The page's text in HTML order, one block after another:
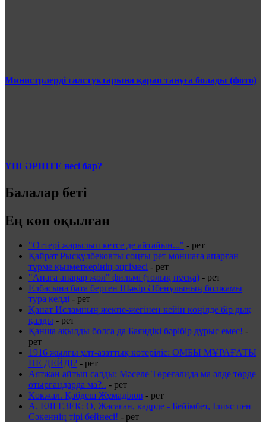
Министрлерді галстуктарына қарап тануға болады (фото)
ҮШ ӘРІПТЕ несі бар?
Балалар беті
Ең көп оқылған
"Өттері жарылып кетсе де айтайын..." - рет
Қайрат Рысқұлбековты соңғы рет моншаға апарған
түрме қызметкерінің әңгімесі - рет
"Анаға апарар жол" фильмі (толық нұсқа) - рет
Елбасына бата берген Шәкір Әбенұлының болжамы
тура келді - рет
Қанат Исламның жекпе-жегінен кейін көңілде бір дық
қалды - рет
Қанша ақылды болса да Баяндікі бәрібір дұрыс емес! -
рет
1916 жылғы ұлт-азаттық көтеріліс: ОМБЫ МҰРАҒАТЫ
НЕ ДЕЙДІ? - рет
Аятжан айтып салды: Мәселе Төреғалида ма әлде төрде
отырғандарда ма?.. - рет
Көкжал. Қабдеш Жұмаділов - рет
А. ЕЛГЕЗЕК: О, Жасаған, кадрде - Бейімбет, Ілияс пен
Сәкеннің тірі бейнесі! - рет